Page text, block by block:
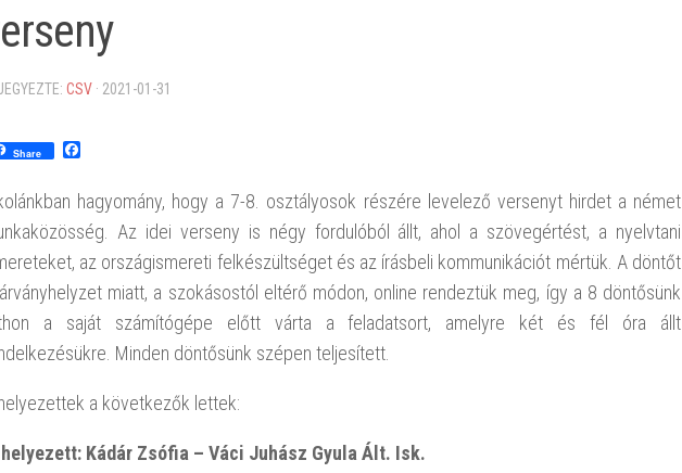
CSV · 2021-01-31
Share
hagyomány, hogy a 7-8. osztályosok részére levelező versenyt hirdet a német
Az idei verseny is négy fordulóból állt, ahol a szövegértést, a nyelvtani
az országismereti felkészültséget és az írásbeli kommunikációt mértük. A döntőt
miatt, a szokásostól eltérő módon, online rendeztük meg, így a 8 döntősünk
a saját számítógépe előtt várta a feladatsort, amelyre két és fél óra állt
Minden döntősünk szépen teljesített.
a következők lettek:
Kádár Zsófia – Váci Juhász Gyula Ált. Isk.